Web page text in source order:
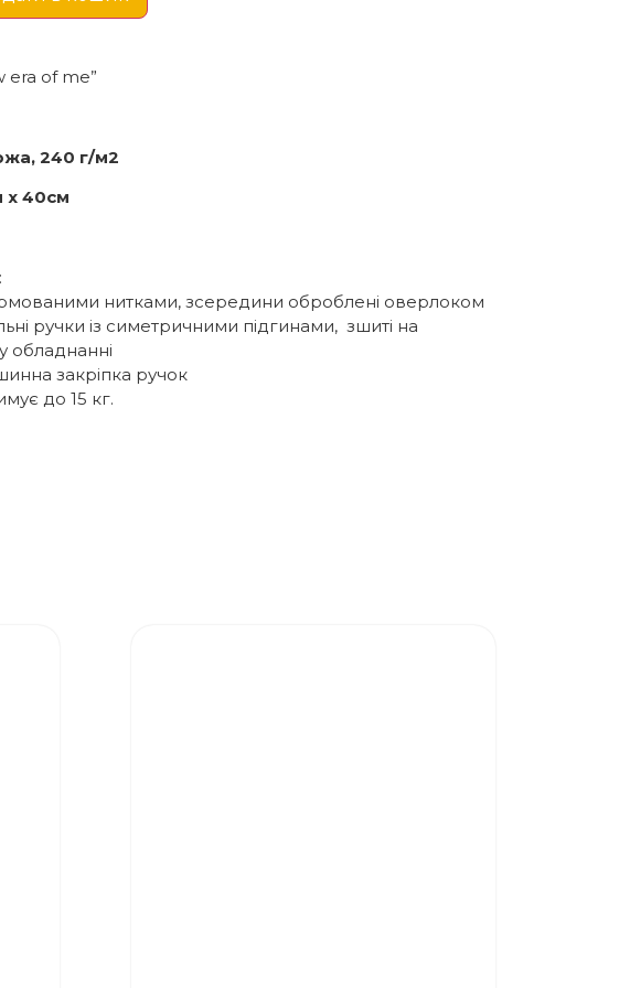
era of me”
240 г/м2
х 40см
нитками, зсередини оброблені оверлоком
ручки із симетричними підгинами, зшиті на
обладнанні
закріпка ручок
до 15 кг.